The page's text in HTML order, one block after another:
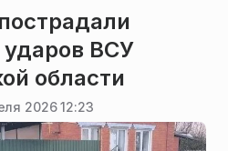
ударов ВСУ
области
2026 12:23